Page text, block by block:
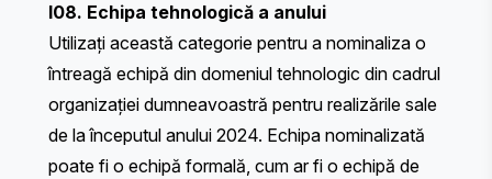
I08. Echipa tehnologică a anului
Utilizați această categorie pentru a nominaliza o
întreagă echipă din domeniul tehnologic din cadrul
organizației dumneavoastră pentru realizările sale
de la începutul anului 2024. Echipa nominalizată
poate fi o echipă formală, cum ar fi o echipă de